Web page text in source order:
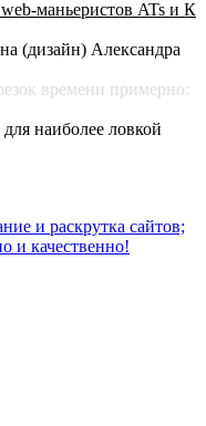
маньеристов ATs и К
(дизайн) Александра
времени примерно:
наиболее ловкой
и раскрутка сайтов;
и качественно!